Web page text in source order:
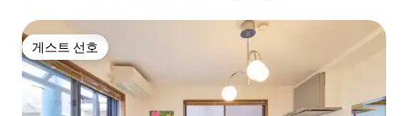
게스트 선호
게스트 선호